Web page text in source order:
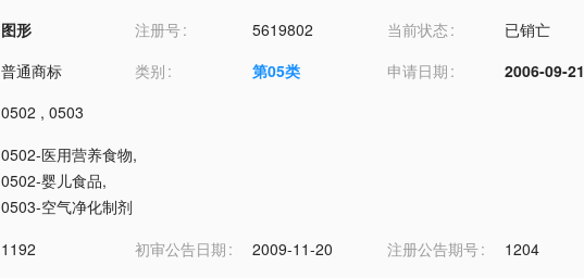
图形 注册号 5619802 当前状态
已销亡
普通商标 类别 第05类 申请日期
2006-09-21
0502 , 0503
0502-医用营养食物,
0502-婴儿食品,
0503-空气净化制剂
1192 初审公告日期 2009-11-20 注册公告期号
1204